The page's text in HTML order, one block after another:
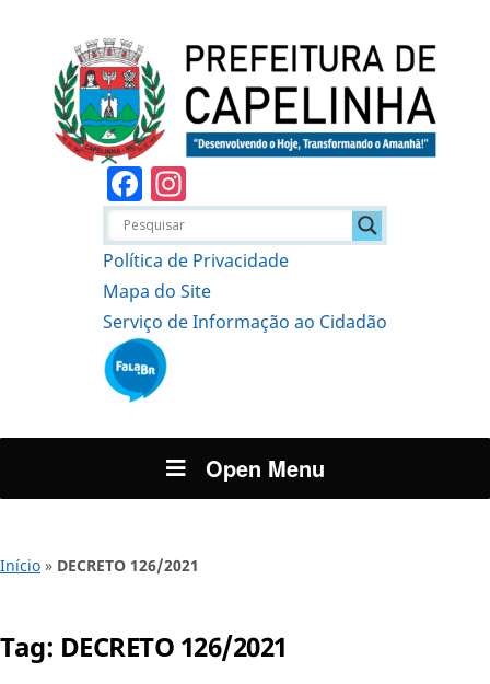
Facebook
Política de Privacidade
Mapa do Site
Serviço de Informação ao Cidadão
Open Menu
Início » DECRETO 126/2021
Tag: DECRETO 126/2021